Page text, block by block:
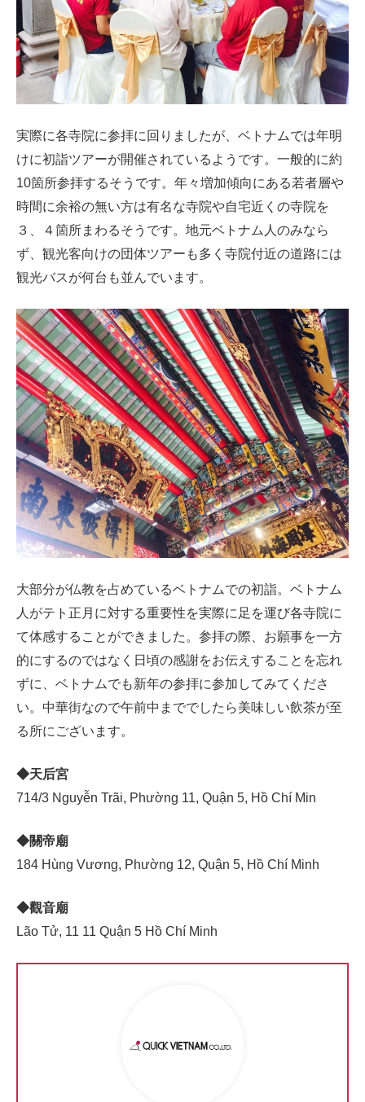
実際に各寺院に参拝に回りましたが、ベトナムでは年明
けに初詣ツアーが開催されているようです。一般的に約
10箇所参拝するそうです。年々増加傾向にある若者層や
時間に余裕の無い方は有名な寺院や自宅近くの寺院を
３、４箇所まわるそうです。地元ベトナム人のみなら
ず、観光客向けの団体ツアーも多く寺院付近の道路には
観光バスが何台も並んでいます。
大部分が仏教を占めているベトナムでの初詣。ベトナム
人がテト正月に対する重要性を実際に足を運び各寺院に
て体感することができました。参拝の際、お願事を一方
的にするのではなく日頃の感謝をお伝えすることを忘れ
ずに、ベトナムでも新年の参拝に参加してみてくださ
い。中華街なので午前中まででしたら美味しい飲茶が至
る所にございます。
◆天后宮
714/3 Nguyễn Trãi, Phường 11, Quận 5, Hồ Chí Min
◆關帝廟
184 Hùng Vương, Phường 12, Quận 5, Hồ Chí Minh
◆觀音廟
Lão Tử, 11 11 Quận 5 Hồ Chí Minh